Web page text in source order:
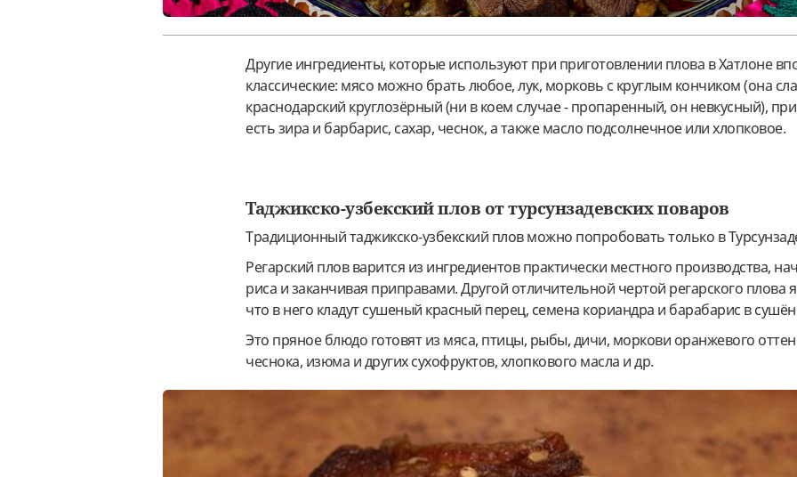
Другие ингредиенты, которые используют при приготовлении плова в Хатлоне
классические: мясо можно брать любое, лук, морковь с круглым кончиком (она
краснодарский круглозёрный (ни в коем случае - пропаренный, он невкусный),
есть зира и барбарис, сахар, чеснок, а также масло подсолнечное или хлопковое.
Таджикско-узбекский плов от турсунзадевских поваров
Традиционный таджикско-узбекский плов можно попробовать только в
Регарский плов варится из ингредиентов практически местного производства,
риса и заканчивая приправами. Другой отличительной чертой регарского плова
что в него кладут сушеный красный перец, семена кориандра и барабарис в
Это пряное блюдо готовят из мяса, птицы, рыбы, дичи, моркови оранжевого
чеснока, изюма и других сухофруктов, хлопкового масла и др.